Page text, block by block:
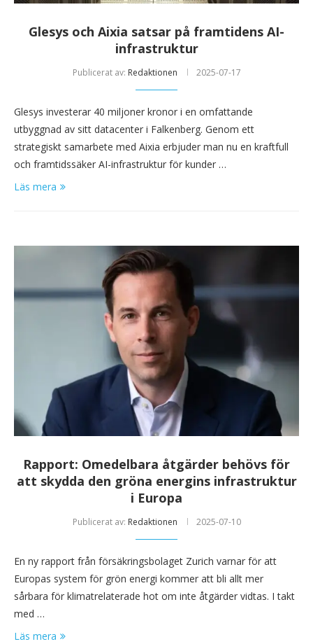
Glesys och Aixia satsar på framtidens AI-
infrastruktur
Publicerat av: Redaktionen 2025-07-17
Glesys investerar 40 miljoner kronor i en omfattande
utbyggnad av sitt datacenter i Falkenberg. Genom ett
strategiskt samarbete med Aixia erbjuder man nu en kraftfull
och framtidssäker AI-infrastruktur för kunder …
Läs mera
Rapport: Omedelbara åtgärder behövs för
att skydda den gröna energins infrastruktur
i Europa
Publicerat av: Redaktionen 2025-07-10
En ny rapport från försäkringsbolaget Zurich varnar för att
Europas system för grön energi kommer att bli allt mer
sårbara för klimatrelaterade hot om inte åtgärder vidtas. I takt
med …
Läs mera